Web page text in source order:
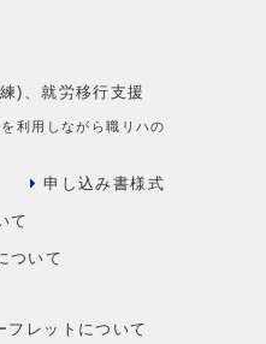
)、就労移行支援
利用しながら職リハの
申し込み書様式
て
ついて
フレットについて